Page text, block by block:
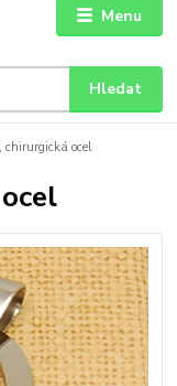
Menu
Hledat
chirurgická ocel